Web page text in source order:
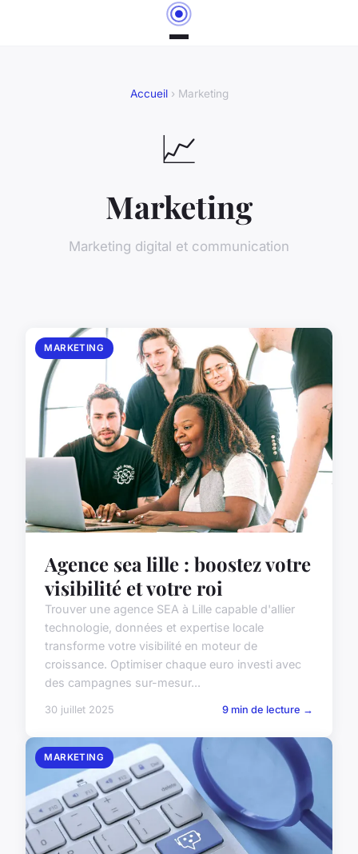
Accueil› Marketing
📈
Marketing
Marketing digital et communication
MARKETING
Agence sea lille : boostez votre
visibilité et votre roi
Trouver une agence SEA à Lille capable d'allier
technologie, données et expertise locale
transforme votre visibilité en moteur de
croissance. Optimiser chaque euro investi avec
des campagnes sur-mesur...
30 juillet 2025 9 min de lecture →
MARKETING